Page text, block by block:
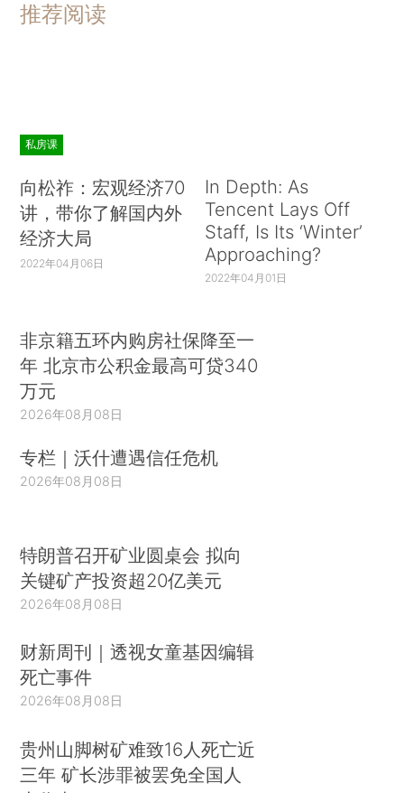
推荐阅读
私房课
向松祚：宏观经济70
讲，带你了解国内外
经济大局
2022年04月06日
In Depth: As
Tencent Lays Off
Staff, Is Its ‘Winter’
Approaching?
2022年04月01日
非京籍五环内购房社保降至一
年 北京市公积金最高可贷340
万元
2026年08月08日
专栏｜沃什遭遇信任危机
2026年08月08日
特朗普召开矿业圆桌会 拟向
关键矿产投资超20亿美元
2026年08月08日
财新周刊｜透视女童基因编辑
死亡事件
2026年08月08日
贵州山脚树矿难致16人死亡近
三年 矿长涉罪被罢免全国人